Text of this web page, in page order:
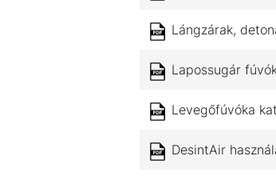
Lángzárak,
Lapossugár
Levegőfúvóka
DesintAir